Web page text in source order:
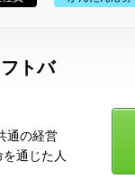
トバ
通の経営
通じた人